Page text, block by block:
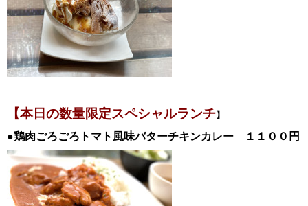
【本日の数量限定スペシャルランチ】
●鶏肉ごろごろトマト風味バターチキンカレー １１００ 円